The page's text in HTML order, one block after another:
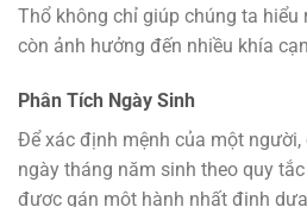
Thổ không chỉ giúp chúng ta hiểu
còn ảnh hưởng đến nhiều khía
Phân Tích Ngày Sinh
Để xác định mệnh của một
ngày tháng năm sinh theo quy
được gán một hành nhất định